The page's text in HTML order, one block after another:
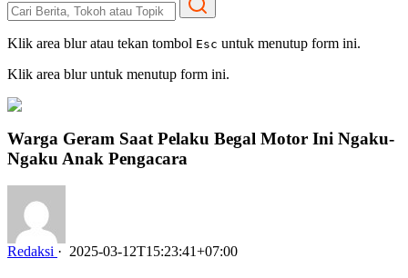
Klik area blur atau tekan tombol Esc untuk menutup form ini.
Klik area blur untuk menutup form ini.
Warga Geram Saat Pelaku Begal Motor Ini Ngaku-
Ngaku Anak Pengacara
Redaksi · 2025-03-12T15:23:41+07:00